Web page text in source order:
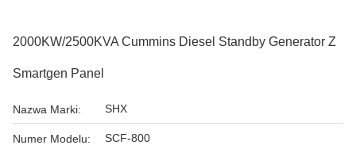
2000KW/2500KVA Cummins Diesel Standby Generator Z
Smartgen Panel
Nazwa Marki: SHX
Numer Modelu: SCF-800